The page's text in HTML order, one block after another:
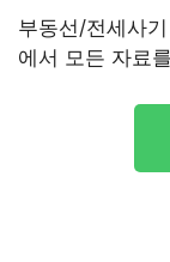
부동선/전세사
에서 모든 자료